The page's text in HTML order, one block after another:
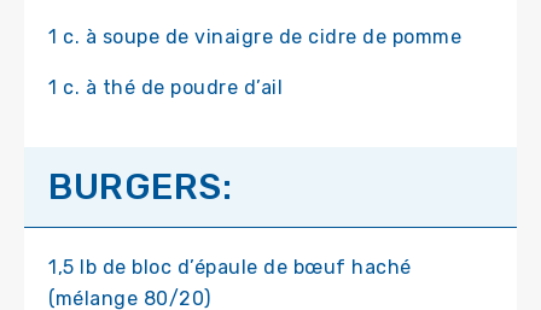
1 c. à soupe de vinaigre de cidre de pomme
1 c. à thé de poudre d’ail
BURGERS:
1,5 lb de bloc d’épaule de bœuf haché
(mélange 80/20)